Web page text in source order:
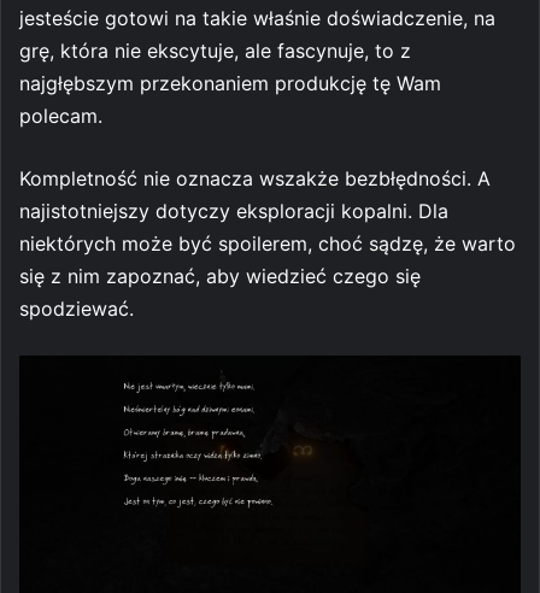
jesteście gotowi na takie właśnie doświadczenie, na
grę, która nie ekscytuje, ale fascynuje, to z
najgłębszym przekonaniem produkcję tę Wam
polecam.
Kompletność nie oznacza wszakże bezbłędności. A
najistotniejszy dotyczy eksploracji kopalni. Dla
niektórych może być spoilerem, choć sądzę, że warto
się z nim zapoznać, aby wiedzieć czego się
spodziewać.